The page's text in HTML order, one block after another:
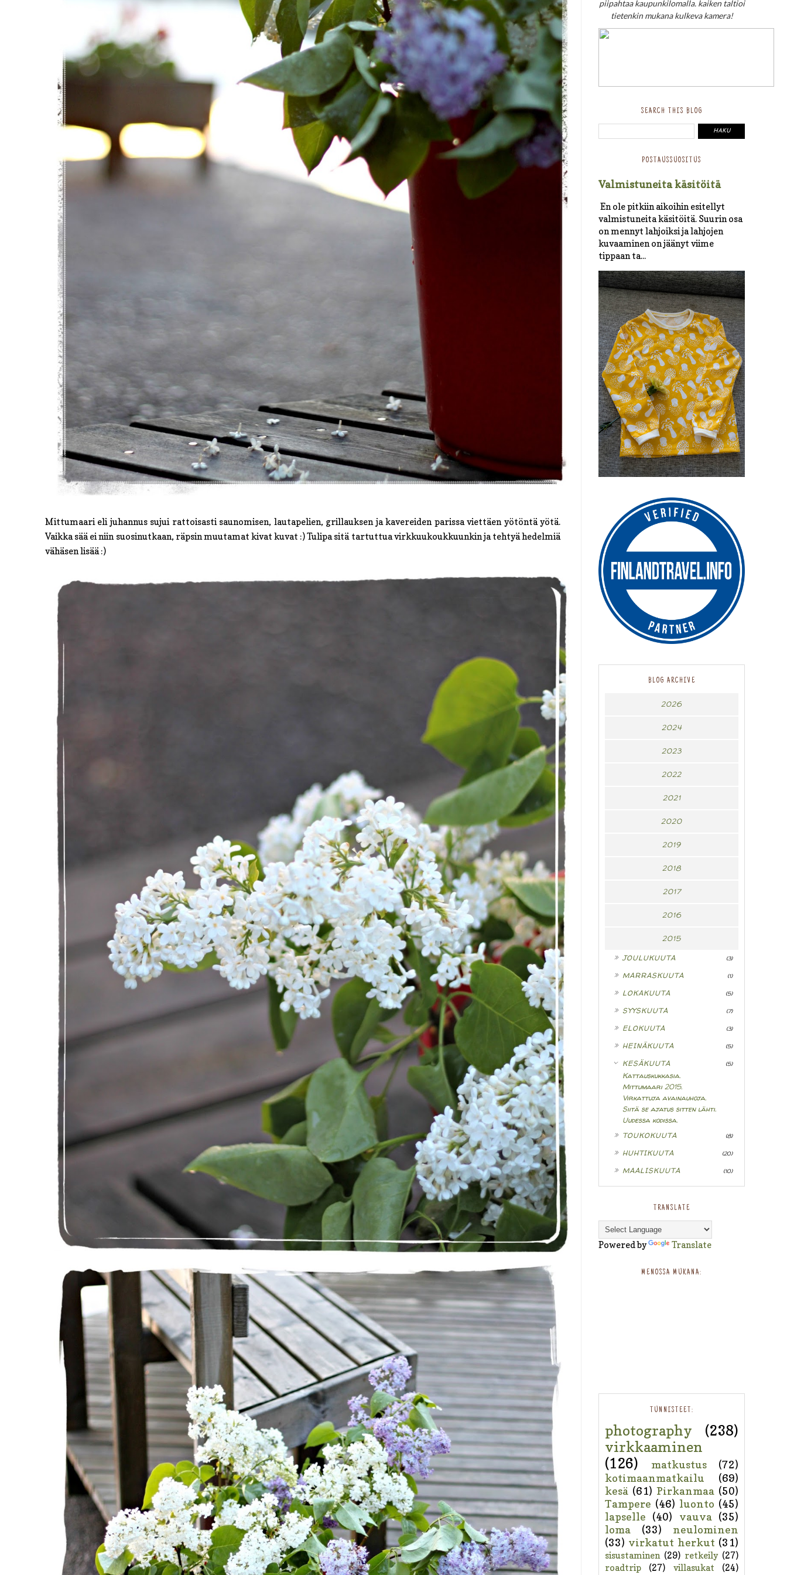
Mittumaari eli juhannus sujui rattoisasti saunomisen, lautapelien, grillauksen ja kavereiden parissa viettäen yötöntä yötä.
Vaikka sää ei niin suosinutkaan, räpsin muutamat kivat kuvat :) Tulipa sitä tartuttua virkkuukoukkuunkin ja tehtyä hedelmiä
vähäsen lisää :)
piipahtaa kaupunkilomalla. kaiken taltioi
tietenkin mukana kulkeva kamera!
SEARCH THIS BLOG
POSTAUSSUOSITUS
Valmistuneita käsitöitä
En ole pitkiin aikoihin esitellyt
valmistuneita käsitöitä. Suurin osa
on mennyt lahjoiksi ja lahjojen
kuvaaminen on jäänyt viime
tippaan ta...
BLOG ARCHIVE
2026
2024
2023
2022
2021
2020
2019
2018
2017
2016
2015
JOULUKUUTA (3)
MARRASKUUTA (1)
LOKAKUUTA (5)
SYYSKUUTA (7)
ELOKUUTA (3)
HEINÄKUUTA (5)
KESÄKUUTA (5)
Kattauskukkasia.
Mittumaari 2015.
Virkattuja avainauhoja.
Siitä se ajatus sitten lähti.
Uudessa kodissa.
TOUKOKUUTA (8)
HUHTIKUUTA (20)
MAALISKUUTA (10)
TRANSLATE
Powered by Translate
MENOSSA MUKANA:
TUNNISTEET:
photography
(238)
virkkaaminen
(126)
matkustus
(72)
kotimaanmatkailu
(69)
kesä (61) Pirkanmaa (50)
Tampere (46) luonto (45)
lapselle
(40) vauva (35)
loma
(33)
neulominen
(33) virkatut herkut (31)
sisustaminen (29) retkeily (27)
roadtrip
(27) villasukat
(24)